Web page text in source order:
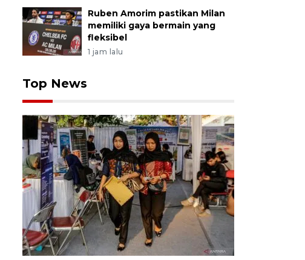
Ruben Amorim pastikan Milan
memiliki gaya bermain yang
fleksibel
1 jam lalu
Top News